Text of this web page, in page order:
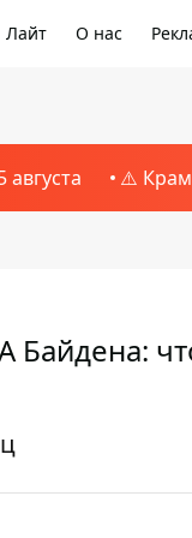
Лайт О нас
августа ⚠️
Байдена: